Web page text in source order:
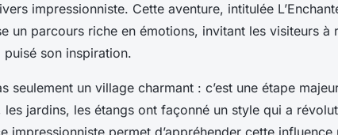
impressionniste. Cette aventure, intitulée
un parcours riche en émotions, invitant les visiteurs à
puisé son inspiration.
seulement un village charmant : c’est une étape
les jardins, les étangs ont façonné un style qui a